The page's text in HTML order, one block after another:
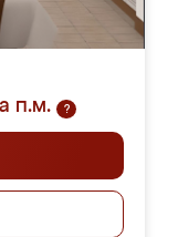
п.м.
?